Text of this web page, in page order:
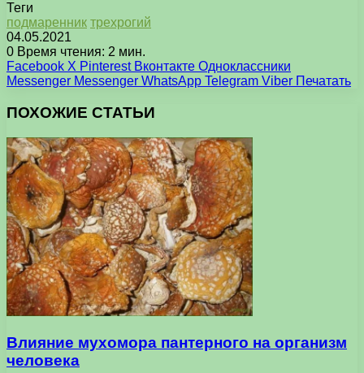
Теги
подмаренник трехрогий
04.05.2021
0 Время чтения: 2 мин.
Facebook X Pinterest Вконтакте Одноклассники
Messenger Messenger WhatsApp Telegram Viber Печатать
ПОХОЖИЕ СТАТЬИ
Влияние мухомора пантерного на организм
человека